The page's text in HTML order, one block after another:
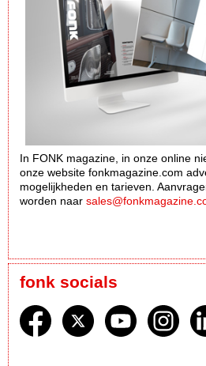
In FONK magazine, in onze online
onze website fonkmagazine.com
mogelijkheden en tarieven.
worden naar
fonk socials